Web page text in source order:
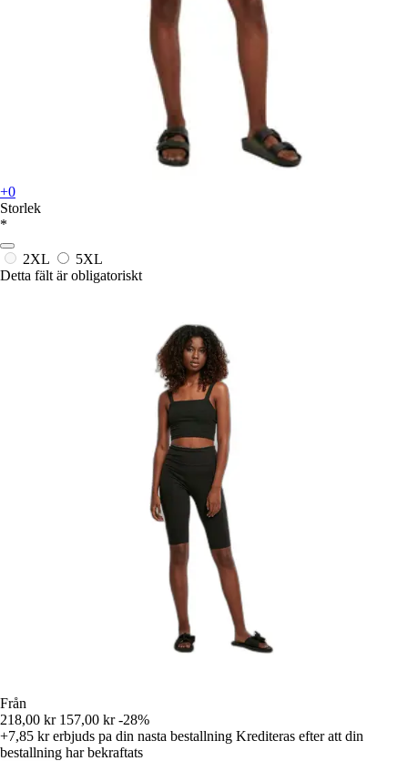
+0
Storlek
*
2XL
5XL
Detta fält är obligatoriskt
Från
218,00 kr 157,00 kr -28%
+7,85 krerbjuds pa din nasta bestallning Krediteras efter att din
bestallning har bekraftats